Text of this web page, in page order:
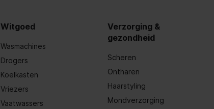
Witgoed
Wasmachines
Drogers
Koelkasten
Vriezers
Vaatwassers
Verzorging &
gezondheid
Scheren
Ontharen
Haarstyling
Mondverzorging